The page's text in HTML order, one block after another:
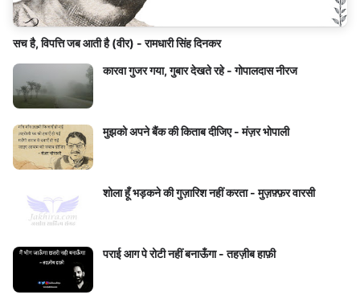
सच है, विपत्ति जब आती है (वीर) - रामधारी सिंह दिनकर
कारवा गुजर गया, गुबार देखते रहे - गोपालदास नीरज
मुझको अपने बैंक की किताब दीजिए - मंज़र भोपाली
शोला हूँ भड़कने की गुज़ारिश नहीं करता - मुज़फ़्फ़र वारसी
पराई आग पे रोटी नहीं बनाऊँगा - तहज़ीब हाफ़ी